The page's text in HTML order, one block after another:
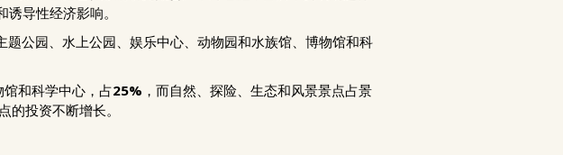
导性经济影响。
公园、水上公园、娱乐中心、动物园和水族馆、博物馆和科
馆和科学中心，占25% ，而自然、探险、生态和风景景点占景
投资不断增长。